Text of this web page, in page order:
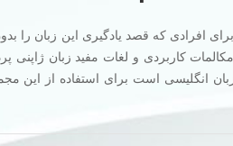
از صفر یک مجموعه 5 جلدی است که برای افرادی که قصد
کاربردی و لغات مفید زبان ژاپنی
انگلیسی است برای استفاده از این